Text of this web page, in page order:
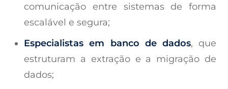
comunicação entre sistemas de forma
escalável e segura;
Especialistas em banco de dados, que
estruturam a extração e a migração de
dados;